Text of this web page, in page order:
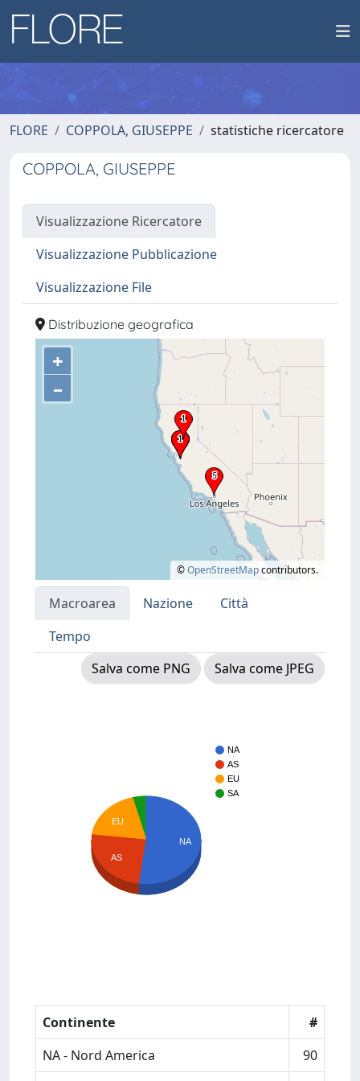
FLORE COPPOLA, GIUSEPPE statistiche ricercatore
COPPOLA, GIUSEPPE
Visualizzazione Ricercatore
Visualizzazione Pubblicazione
Visualizzazione File
Distribuzione geografica
+
–
©OpenStreetMapcontributors.
Macroarea Nazione
Città
Tempo
Salva come PNG
Salva come JPEG
NA
AS
EU
SA
EU
AS
NA
Continente
#
NA - Nord America
90